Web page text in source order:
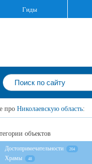
Гиды
про Николаевскую область:
объектов
Достопримечательности 204
Храмы 48